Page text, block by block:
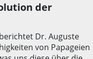
der
Dr. Auguste
von Papageien